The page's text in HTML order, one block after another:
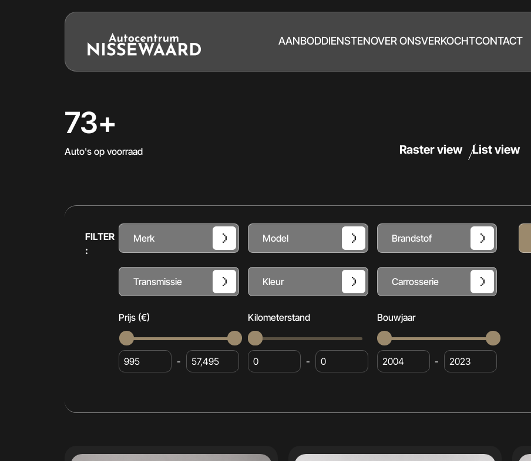
AANBODDIENSTENOVER ONSVERKOCHTCONTACT
73+
Auto's op voorraad Raster view List view
FILTER
:
Merk Model Brandstof
Transmissie Kleur Carrosserie
Prijs (€)
-
Kilometerstand
-
Bouwjaar
-